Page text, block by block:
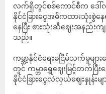
လက်ရှိတွင်စစ်ကောင်စီက ဒေါ်လ
နိုင်ငံခြားငွေအဓိကထားသုံး
နေပြီး စားသုံးဆီဈေးအနည်းက
သည်။
ကမ္ဘာ့နိုင်ငံရေးမငြိမ်သက်မှုမျာ
တွင် ကမ္ဘာရွှေဈေးမြင့်တက်ပြီး
နိုင်ငံခြားငွေလဲလှယ်ဈေးနှုန်းမ